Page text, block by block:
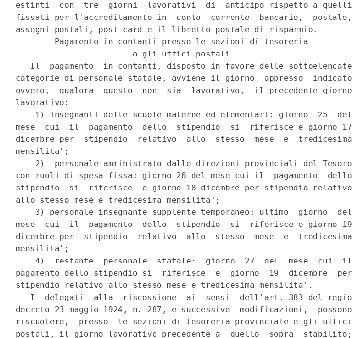
estinti  con  tre  giorni  lavorativi  di  anticipo rispetto a quelli
fissati per l'accreditamento in  conto  corrente  bancario,  postale,
assegni postali, post-card e il libretto postale di risparmio.
        Pagamento in contanti presso le sezioni di tesoreria
                        o gli uffici postali
   Il  pagamento  in contanti, disposto in favore delle sottoelencate
categorie di personale statale, avviene il giorno  appresso  indicato
ovvero,  qualora  questo  non  sia  lavorativo,  il precedente giorno
lavorativo:
    1) insegnanti delle scuole materne ed elementari: giorno  25  del
mese  cui  il  pagamento  dello  stipendio  si  riferisce e giorno 17
dicembre per  stipendio  relativo  allo  stesso  mese  e  tredicesima
mensilita';
    2)  personale amministrato dalle direzioni provinciali del Tesoro
con ruoli di spesa fissa: giorno 26 del mese cui il  pagamento  dello
stipendio  si  riferisce  e giorno 18 dicembre per stipendio relativo
allo stesso mese e tredicesima mensilita';
    3) personale insegnante supplente temporaneo: ultimo  giorno  del
mese  cui  il  pagamento  dello  stipendio  si  riferisce e giorno 19
dicembre per  stipendio  relativo  allo  stesso  mese  e  tredicesima
mensilita';
    4)  restante  personale  statale:  giorno  27  del  mese  cui  il
pagamento dello stipendio si  riferisce  e  giorno  19  dicembre  per
stipendio relativo allo stesso mese e tredicesima mensilita'.
   I  delegati  alla  riscossione  ai  sensi  dell'art. 383 del regio
decreto 23 maggio 1924, n. 287, e successive  modificazioni,  possono
riscuotere,  presso  le sezioni di tesoreria provinciale e gli uffici
postali, il giorno lavorativo precedente a  quello  sopra  stabilito;